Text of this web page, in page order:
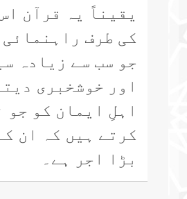
یقیناً یہ قرآن
کی طرف
جو سب سے زیادہ
اور خوشخبری
اہلِ ایمان کو جو
کرتے ہیں کہ ان
بڑا اجر ہے۔